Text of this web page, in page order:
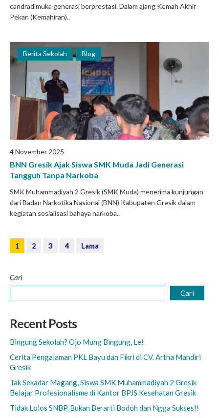
candradimuka generasi berprestasi. Dalam ajang Kemah Akhir
Pekan (Kemahiran)..
Berita Sekolah Blog
4 November 2025
BNN Gresik Ajak Siswa SMK Muda Jadi Generasi
Tangguh Tanpa Narkoba
SMK Muhammadiyah 2 Gresik (SMK Muda) menerima kunjungan
dari Badan Narkotika Nasional (BNN) Kabupaten Gresik dalam
kegiatan sosialisasi bahaya narkoba..
1 2 3 4 Lama
Cari
Cari
Recent Posts
Bingung Sekolah? Ojo Mung Bingung, Le!
Cerita Pengalaman PKL Bayu dan Fikri di CV. Artha Mandiri
Gresik
Tak Sekadar Magang, Siswa SMK Muhammadiyah 2 Gresik
Belajar Profesionalisme di Kantor BPJS Kesehatan Gresik
Tidak Lolos SNBP, Bukan Berarti Bodoh dan Ngga Sukses!!